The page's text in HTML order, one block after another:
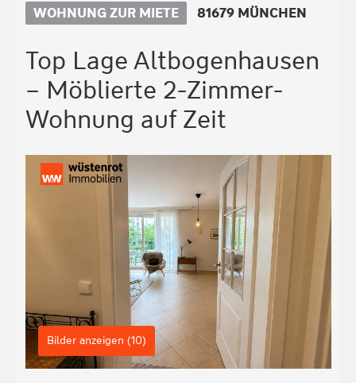
WOHNUNG ZUR MIETE 81679 MÜNCHEN
Top Lage Altbogenhausen
– Möblierte 2-Zimmer-
Wohnung auf Zeit
Bilder anzeigen (10)